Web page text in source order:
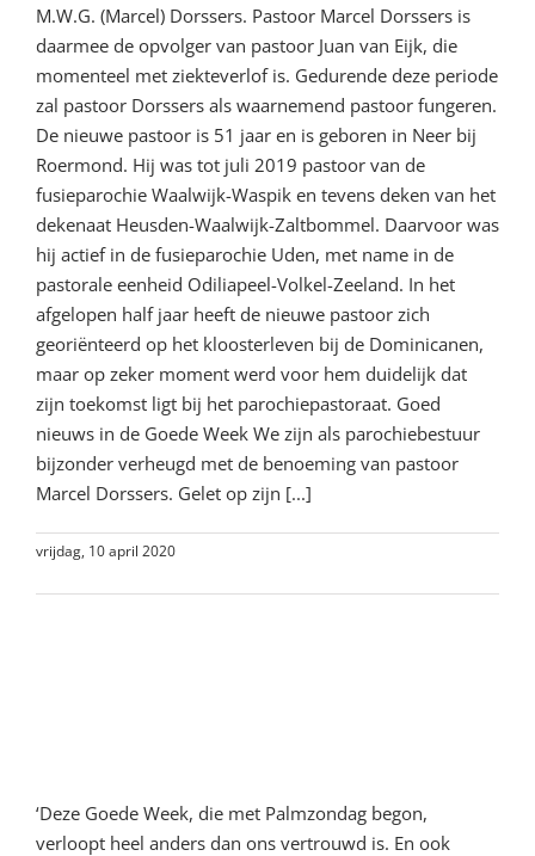
M.W.G. (Marcel) Dorssers. Pastoor Marcel Dorssers is
daarmee de opvolger van pastoor Juan van Eijk, die
momenteel met ziekteverlof is. Gedurende deze periode
zal pastoor Dorssers als waarnemend pastoor fungeren.
De nieuwe pastoor is 51 jaar en is geboren in Neer bij
Roermond. Hij was tot juli 2019 pastoor van de
fusieparochie Waalwijk-Waspik en tevens deken van het
dekenaat Heusden-Waalwijk-Zaltbommel. Daarvoor was
hij actief in de fusieparochie Uden, met name in de
pastorale eenheid Odiliapeel-Volkel-Zeeland. In het
afgelopen half jaar heeft de nieuwe pastoor zich
georiënteerd op het kloosterleven bij de Dominicanen,
maar op zeker moment werd voor hem duidelijk dat
zijn toekomst ligt bij het parochiepastoraat. Goed
nieuws in de Goede Week We zijn als parochiebestuur
bijzonder verheugd met de benoeming van pastoor
Marcel Dorssers. Gelet op zijn [...]
vrijdag, 10 april 2020
‘Deze Goede Week, die met Palmzondag begon,
verloopt heel anders dan ons vertrouwd is. En ook